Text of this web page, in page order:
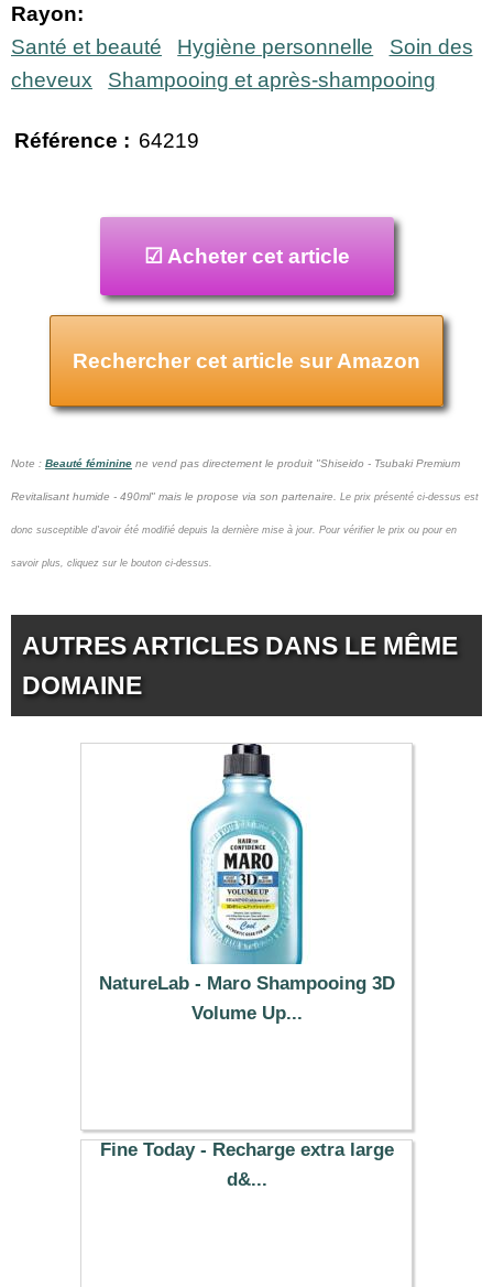
Rayon:
Santé et beauté
Hygiène personnelle
Soin des
cheveux
Shampooing et après-shampooing
Référence : 64219
☑ Acheter cet article
Rechercher cet article sur Amazon
Note : Beauté féminine ne vend pas directement le produit "Shiseido - Tsubaki Premium
Revitalisant humide - 490ml" mais le propose via son partenaire. Le prix présenté ci-dessus est
donc susceptible d'avoir été modifié depuis la dernière mise à jour. Pour vérifier le prix ou pour en
savoir plus, cliquez sur le bouton ci-dessus.
AUTRES ARTICLES DANS LE MÊME
DOMAINE
NatureLab - Maro Shampooing 3D
Volume Up...
Fine Today - Recharge extra large
d&...